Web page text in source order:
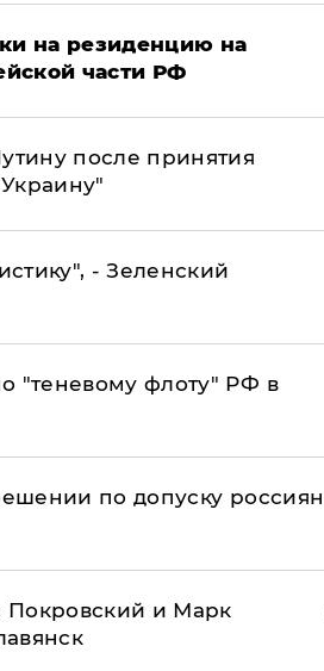
на резиденцию на
части РФ
после принятия
- Зеленский
"теневому флоту" РФ в
по допуску россиян
Покровский и Марк